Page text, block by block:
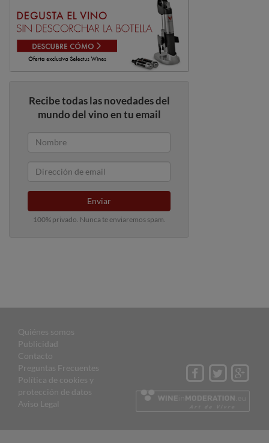
Recibe todas las novedades del
mundo del vino en tu email
Enviar
100% privado. Nunca te enviaremos spam.
Quiénes somos
Publicidad
Contacto
Preguntas Frecuentes
Política de cookies y
protección de datos
Aviso Legal